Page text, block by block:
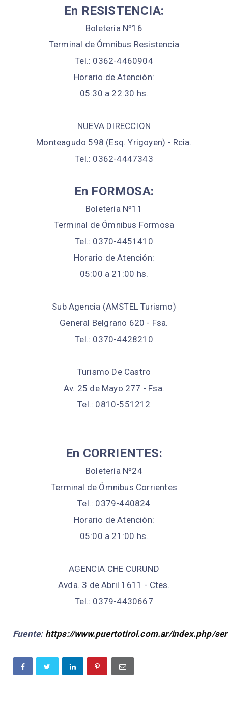
En RESISTENCIA:
Boletería Nº16
Terminal de Ómnibus Resistencia
Tel.: 0362-4460904
Horario de Atención:
05:30 a 22:30 hs.
NUEVA DIRECCION
Monteagudo 598 (Esq. Yrigoyen) - Rcia.
Tel.: 0362-4447343
En FORMOSA:
Boletería Nº11
Terminal de Ómnibus Formosa
Tel.: 0370-4451410
Horario de Atención:
05:00 a 21:00 hs.
Sub Agencia (AMSTEL Turismo)
General Belgrano 620 - Fsa.
Tel.: 0370-4428210
Turismo De Castro
Av. 25 de Mayo 277 - Fsa.
Tel.: 0810-551212
En CORRIENTES:
Boletería Nº24
Terminal de Ómnibus Corrientes
Tel.: 0379-440824
Horario de Atención:
05:00 a 21:00 hs.
AGENCIA CHE CURUND
Avda. 3 de Abril 1611 - Ctes.
Tel.: 0379-4430667
Fuente: https://www.puertotirol.com.ar/index.php/